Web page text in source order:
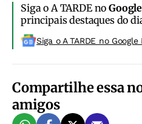
Siga o A TARDE no
principais destaques do
Siga o A TARDE no
Compartilhe essa
amigos